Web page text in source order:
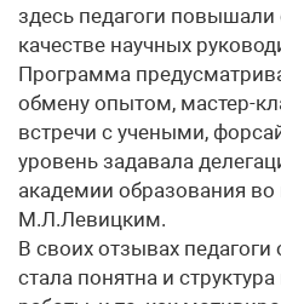
здесь педагоги
качестве научных
Программа
обмену опытом, мастер-
встречи с учеными,
уровень задавала
академии образования
М.Л.Левицким.
В своих отзывах педагоги
стала понятна и